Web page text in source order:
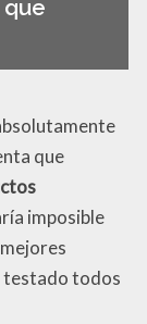
que
imposible
testado todos